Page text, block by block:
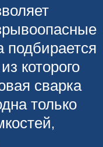
которого
сварка
только